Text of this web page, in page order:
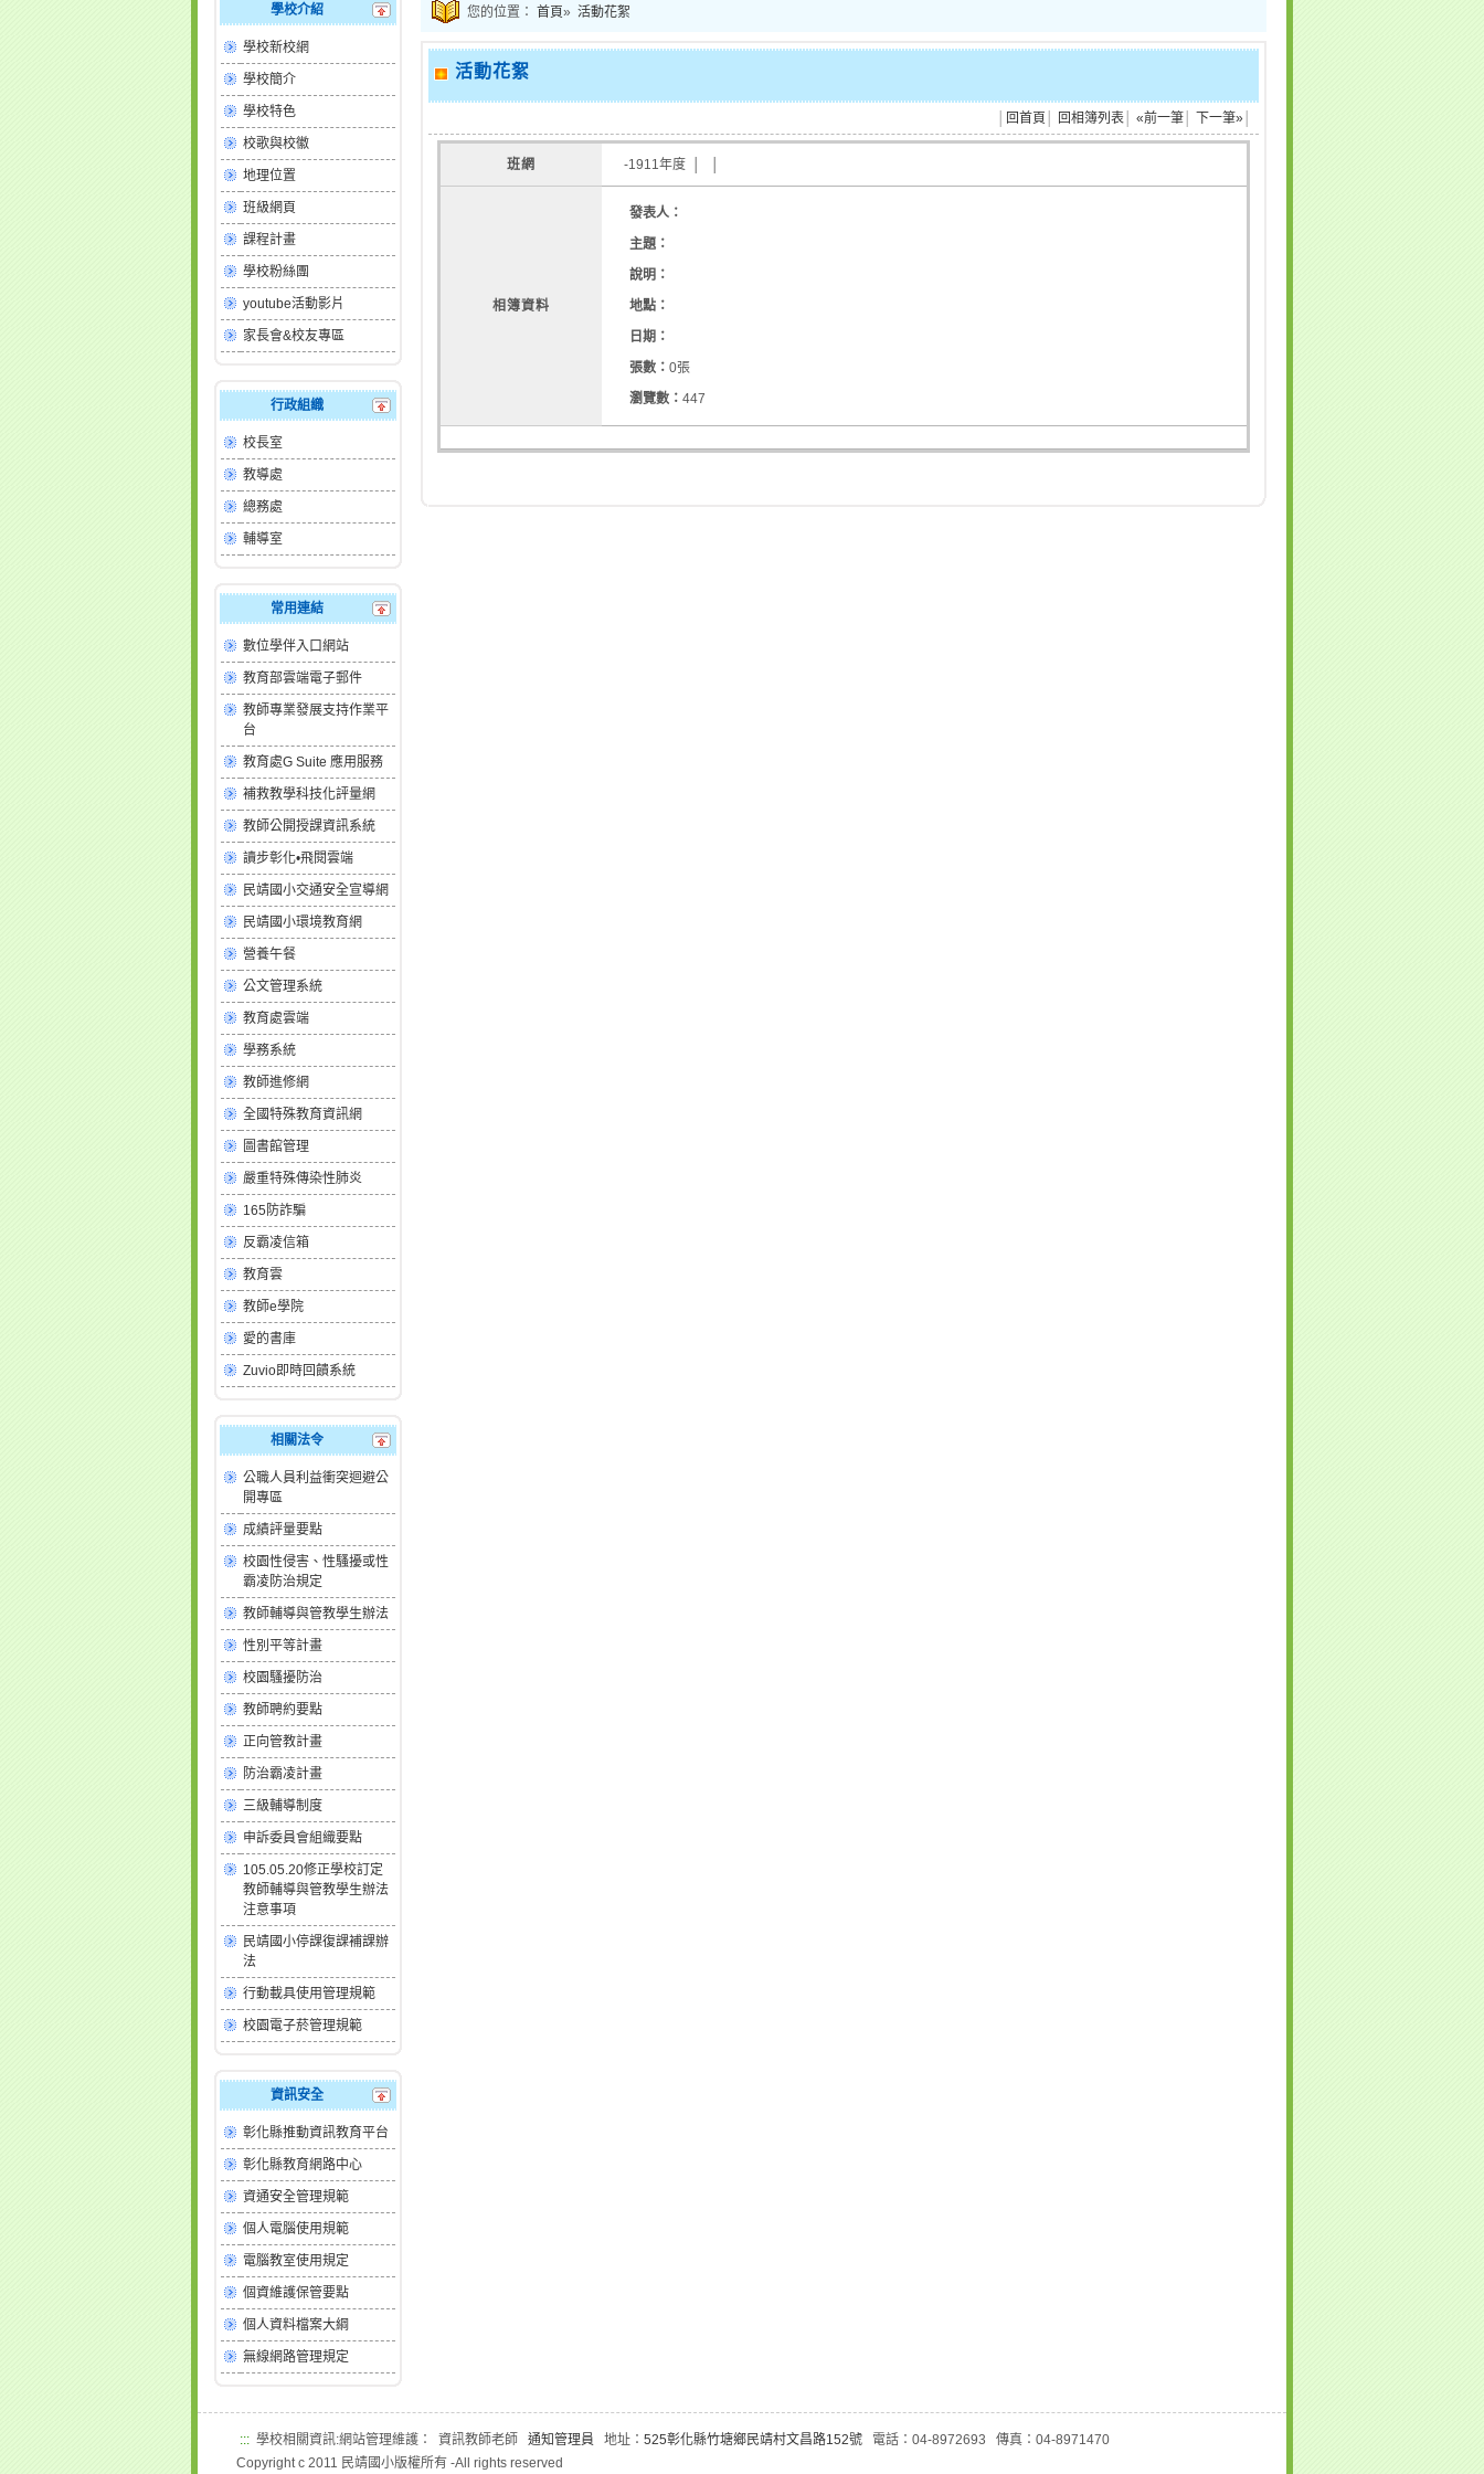
學校介紹
學校新校網
學校簡介
學校特色
校歌與校徽
地理位置
班級網頁
課程計畫
學校粉絲團
youtube活動影片
家長會&校友專區
行政組織
校長室
教導處
總務處
輔導室
常用連結
數位學伴入口網站
教育部雲端電子郵件
教師專業發展支持作業平
台
教育處G Suite 應用服務
補救教學科技化評量網
教師公開授課資訊系統
讀步彰化•飛閱雲端
民靖國小交通安全宣導網
民靖國小環境教育網
營養午餐
公文管理系統
教育處雲端
學務系統
教師進修網
全國特殊教育資訊網
圖書館管理
嚴重特殊傳染性肺炎
165防詐騙
反霸凌信箱
教育雲
教師e學院
愛的書庫
Zuvio即時回饋系統
相關法令
公職人員利益衝突迴避公
開專區
成績評量要點
校園性侵害、性騷擾或性
霸凌防治規定
教師輔導與管教學生辦法
性別平等計畫
校園騷擾防治
教師聘約要點
正向管教計畫
防治霸凌計畫
三級輔導制度
申訴委員會組織要點
105.05.20修正學校訂定
教師輔導與管教學生辦法
注意事項
民靖國小停課復課補課辦
法
行動載具使用管理規範
校園電子菸管理規範
資訊安全
彰化縣推動資訊教育平台
彰化縣教育網路中心
資通安全管理規範
個人電腦使用規範
電腦教室使用規定
個資維護保管要點
個人資料檔案大綱
無線網路管理規定
您的位置： 首頁» 活動花絮
活動花絮
回首頁 回相簿列表 «前一筆 下一筆»
班網 -1911年度 │ │
相簿資料
發表人：
主題：
說明：
地點：
日期：
張數： 0張
瀏覽數： 447
::: 學校相關資訊:網站管理維護： 資訊教師老師 通知管理員 地址： 525彰化縣竹塘鄉民靖村文昌路152號 電話：04-8972693 傳真：04-8971470
Copyright c 2011 民靖國小版權所有 -All rights reserved